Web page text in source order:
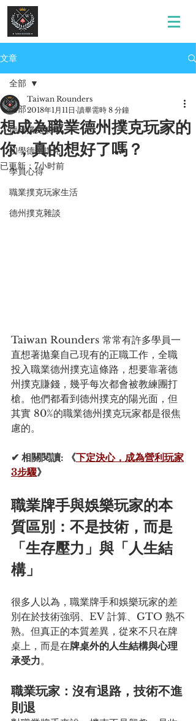
文章
全部
德州撲克策略
初學德州撲克
學員心得
職業撲克玩家生活
德州撲克雜談
全部
想成為職業德州撲克玩家的
你，真的想好了嗎？
Taiwan Rounders
2018年1月11日 讀畢需時 8 分鐘
已更新： 7小时前
Taiwan Rounders 常常有許多學員一
直想著拋棄自己現有的正職工作，全職
投入職業德州撲克這條路，想要靠著德
州撲克賺錢，幾乎每次都會被教練團打
槍。他們都看到德州撲克的陽光面，但
其實 80%的職業德州撲克玩家都是很焦
慮的。
✔ 相關閱讀: 《下定決心，成為營利玩家
3步驟》
職業牌手與娛樂玩家的本
質區別：不是技術，而是
「生存壓力」與「人生結
構」
很多人以為，職業牌手和娛樂玩家的差
別在於技術強弱、EV 計算、GTO 熟不
熟。但真正的本質差異，從來不只在牌
桌上，而是在牌桌外的人生結構與心理
承受力。
職業玩家：沒有退路，技術不進
則退